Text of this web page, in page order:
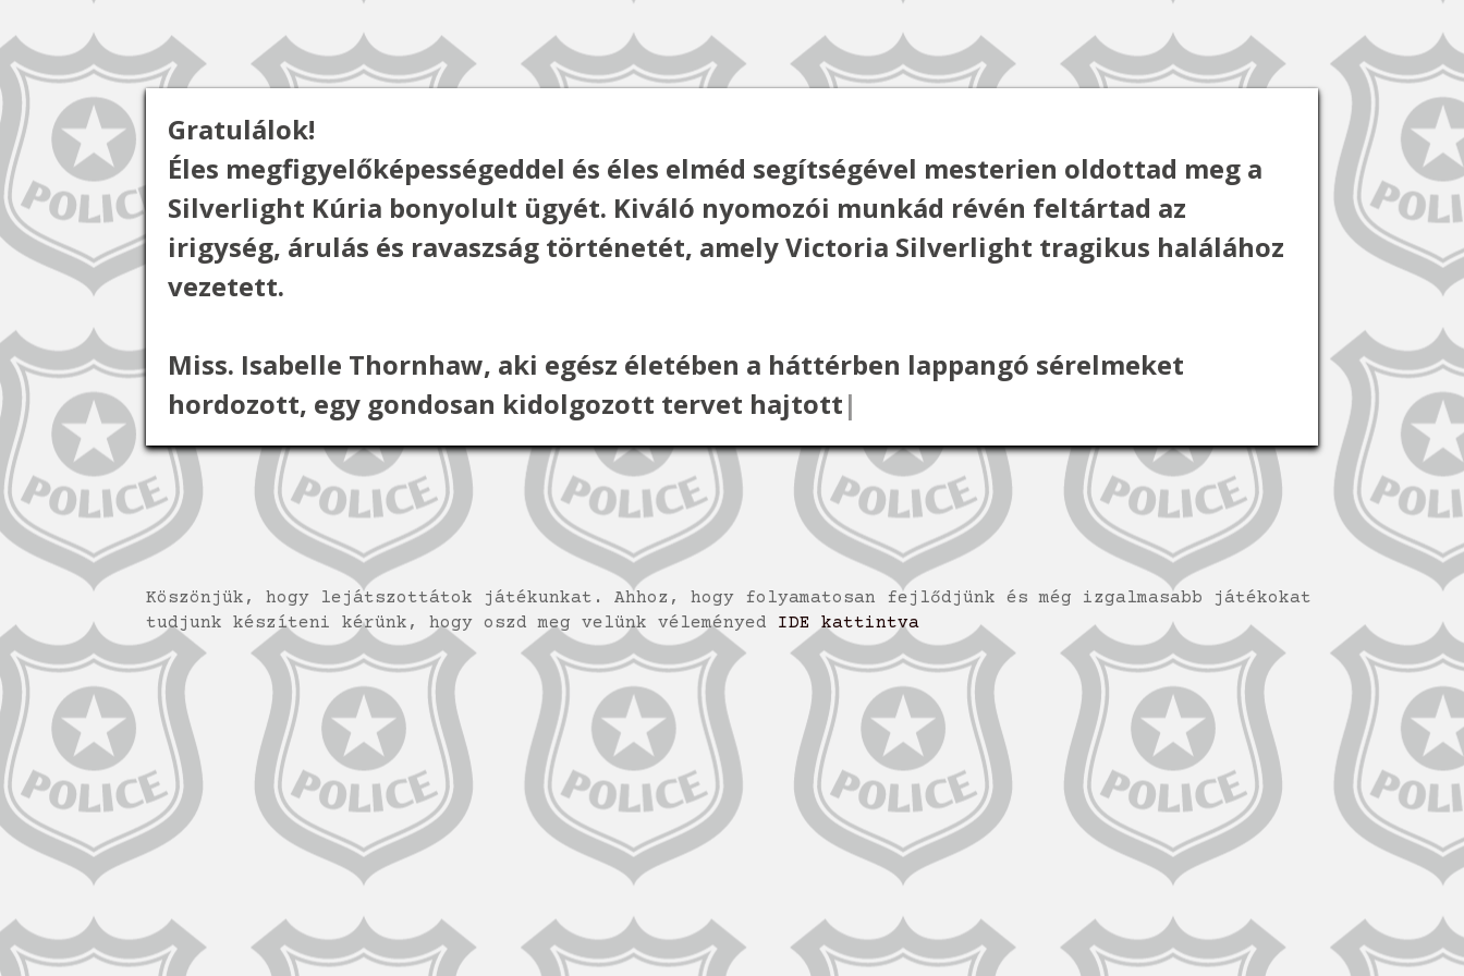
Gratulálok!
Éles megfigyelőképességeddel és éles elméd segítségével mesterien oldottad meg a
Silverlight Kúria bonyolult ügyét. Kiváló nyomozói munkád révén feltártad az
irigység, árulás és ravaszság történetét, amely Victoria Silverlight tragikus halálához
vezetett.
Miss. Isabelle Thornhaw, aki egész életében a háttérben lappangó sérelmeket
hordozott, egy gondosan kidolgozott tervet hajtott végre,
Köszönjük, hogy lejátszottátok játékunkat. Ahhoz, hogy folyamatosan fejlődjünk és még izgalmasabb játékokat
tudjunk készíteni kérünk, hogy oszd meg velünk véleményed IDE kattintva